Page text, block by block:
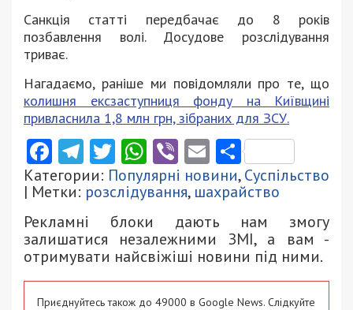
Санкція статті передбачає до 8 років
позбавлення волі. Досудове розслідування
триває.
Нагадаємо, раніше ми повідомляли про те, що
колишня ексзаступниця фонду на Київщині
привласнила 1,8 млн грн, зібраних для ЗСУ.
Facebook
Telegram
Twitter
WhatsApp
ViberEmail
Категории: Популярні новини,Суспільство
| Метки: розслідування, шахрайство
Рекламні блоки дають нам змогу
залишатися незалежними ЗМІ, а вам -
отримувати найсвіжіші новини під ними.
Приєднуйтесь також до 49000 в Google News. Слідкуйте